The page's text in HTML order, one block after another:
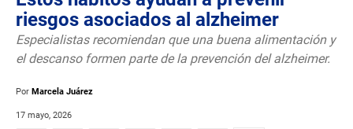
riesgos asociados al alzheimer
Especialistas recomiendan que una buena alimentación y
el descanso formen parte de la prevención del alzheimer.
Por Marcela Juárez
17 mayo, 2026